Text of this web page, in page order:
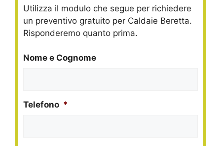
Utilizza il modulo che segue per richiedere
un preventivo gratuito per Caldaie Beretta.
Risponderemo quanto prima.
Nome e Cognome
Telefono *